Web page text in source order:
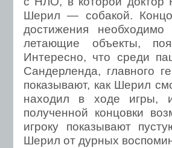
Шерил — собакой.
достижения
летающие объекты,
Интересно, что среди
Сандерленда, главного
показывают, как Шерил
находил в ходе игры,
полученной концовки
игроку показывают
Шерил от дурных